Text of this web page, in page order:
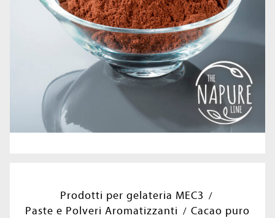
Prodotti per gelateria MEC3
Paste e Polveri Aromatizzanti
Cacao puro